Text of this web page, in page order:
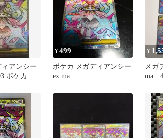
アンシー
ポケカ ポ
¥499
ポケカ メガディアンシー
ex ma
¥
メガ
ma 4